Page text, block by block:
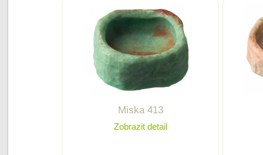
Miska 413
Zobrazit detail